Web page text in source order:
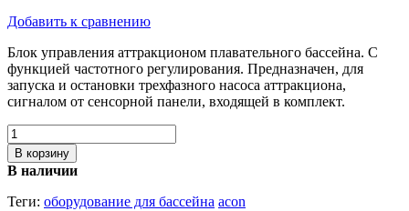
Добавить к сравнению
Блок управления аттракционом плавательного бассейна. С
функцией частотного регулирования. Предназначен, для
запуска и остановки трехфазного насоса аттракциона,
сигналом от сенсорной панели, входящей в комплект.
В корзину
В наличии
Теги: оборудование для бассейна acon